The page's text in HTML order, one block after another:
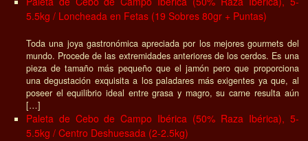
5.5kg / Loncheada en Fetas (19 Sobres 80gr + Puntas)
Toda una joya gastronómica apreciada por los mejores gourmets del
mundo. Procede de las extremidades anteriores de los cerdos. Es una
pieza de tamaño más pequeño que el jamón pero que proporciona
una degustación exquisita a los paladares más exigentes ya que, al
poseer el equilibrio ideal entre grasa y magro, su carne resulta aún
[…]
Paleta de Cebo de Campo Ibérica (50% Raza Ibérica), 5-
5.5kg / Centro Deshuesada (2-2.5kg)